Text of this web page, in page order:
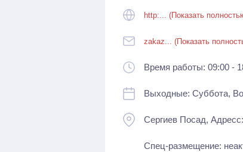
http:... (Показать
zakaz... (Показать
Время работы: 09:00 -
Выходные: Суббота,
Сергиев Посад,
Спец-размещение: